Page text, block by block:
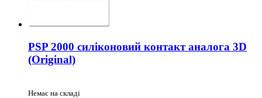
PSP 2000 силіконовий контакт аналога 3D
(Original)
Немає на складі